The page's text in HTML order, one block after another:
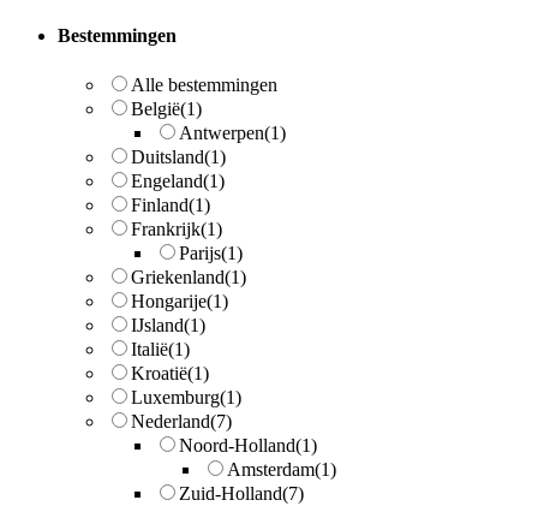
Bestemmingen
Alle bestemmingen
België(1)
Antwerpen(1)
Duitsland(1)
Engeland(1)
Finland(1)
Frankrijk(1)
Parijs(1)
Griekenland(1)
Hongarije(1)
IJsland(1)
Italië(1)
Kroatië(1)
Luxemburg(1)
Nederland(7)
Noord-Holland(1)
Amsterdam(1)
Zuid-Holland(7)